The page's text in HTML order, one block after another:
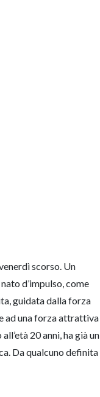
scorso. Un
d’impulso, come
guidata dalla forza
ad una forza attrattiva
20 anni, ha già un
Da qualcuno definita